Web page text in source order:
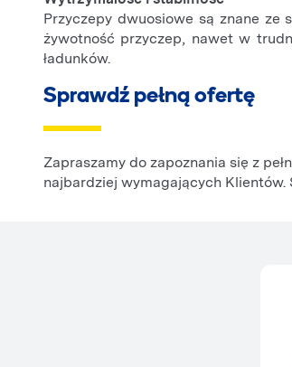
Przyczepy dwuosiowe są znane ze
żywotność przyczep, nawet w
ładunków.
Sprawdź pełną ofertę
Zapraszamy do zapoznania się z
najbardziej wymagających